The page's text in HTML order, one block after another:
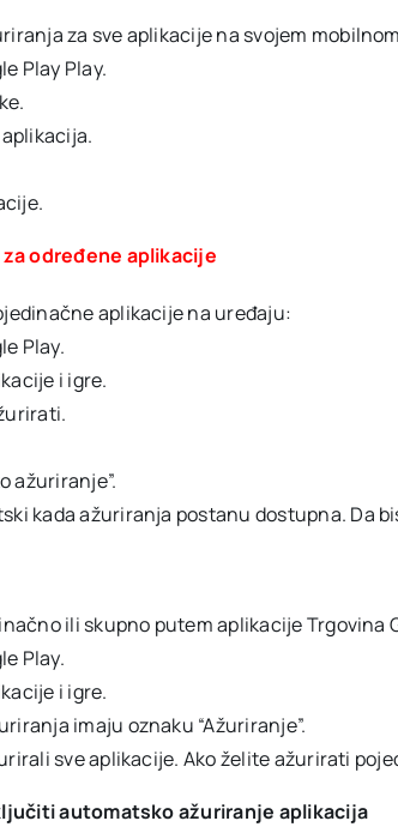
za sve aplikacije na svojem
Play Play.
određene aplikacije
aplikacije na uređaju:
Play.
i igre.
ažuriranje”.
kada ažuriranja postanu dostupna. Da
ili skupno putem aplikacije Trgovina
Play.
i igre.
imaju oznaku “Ažuriranje”.
sve aplikacije. Ako želite ažurirati
automatsko ažuriranje aplikacija